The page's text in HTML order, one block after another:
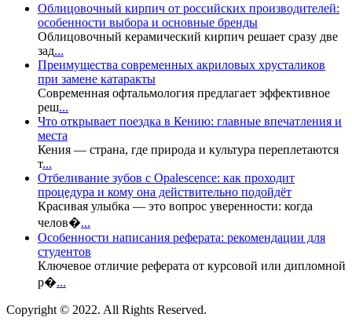
Облицовочный кирпич от российских производителей:
особенности выбора и основные бренды
Облицовочный керамический кирпич решает сразу две
зад...
Преимущества современных акриловых хрусталиков
при замене катаракты
Современная офтальмология предлагает эффективное
реш...
Что открывает поездка в Кению: главные впечатления и
места
Кения — страна, где природа и культура переплетаются
т...
Отбеливание зубов с Opalescence: как проходит
процедура и кому она действительно подойдёт
Красивая улыбка — это вопрос уверенности: когда
челов�...
Особенности написания реферата: рекомендации для
студентов
Ключевое отличие реферата от курсовой или дипломной
р�...
Copyright © 2022. All Rights Reserved.